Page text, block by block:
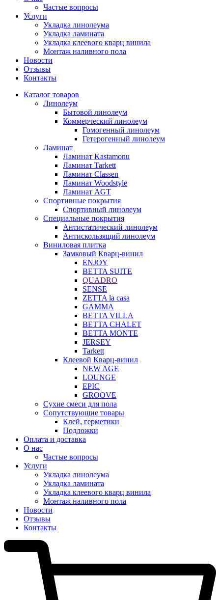
Частые вопросы
Услуги
Укладка линолеума
Укладка ламината
Укладка клеевого кварц винила
Монтаж наливного пола
Новости
Отзывы
Контакты
Каталог товаров
Линолеум
Бытовой линолеум
Коммерческий линолеум
Гомогенный линолеум
Гетерогенный линолеум
Ламинат
Ламинат Kastamonu
Ламинат Tarkett
Ламинат Classen
Ламинат Woodstyle
Ламинат AGT
Спортивные покрытия
Спортивный линолеум
Специальные покрытия
Антистатический линолеум
Антискользящий линолеум
Виниловая плитка
Замковый Кварц-винил
ENJOY
BETTA SUITE
QUADRO
SENSE
ZETTA la casa
GAMMA
BETTA VILLA
BETTA CHALET
BETTA MONTE
JERSEY
Tarkett
Клеевой Кварц-винил
NEW AGE
LOUNGE
EPIC
GROOVE
Сухие смеси для пола
Сопутствующие товары
Клей, герметики
Подложки
Оплата и доставка
О нас
Частые вопросы
Услуги
Укладка линолеума
Укладка ламината
Укладка клеевого кварц винила
Монтаж наливного пола
Новости
Отзывы
Контакты